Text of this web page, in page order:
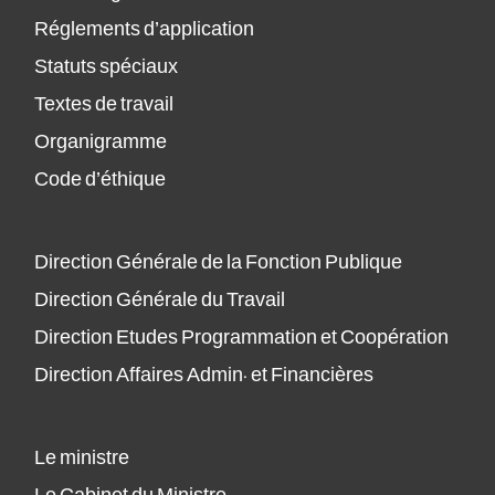
Réglements d’application
Statuts spéciaux
Textes de travail
Organigramme
Code d’éthique
Direction Générale de la Fonction Publique
Direction Générale du Travail
Direction Etudes Programmation et Coopération
Direction Affaires Admin. et Financières
Le ministre